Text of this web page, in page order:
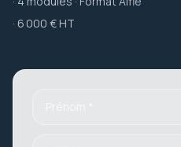
· 6 000 € HT